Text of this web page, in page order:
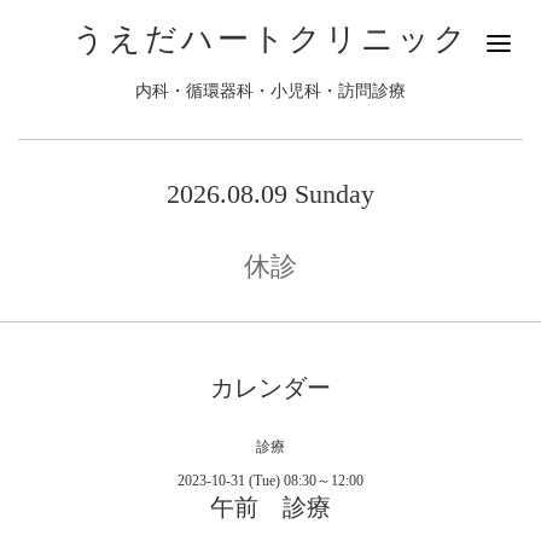
うえだハートクリニック
内科・循環器科・小児科・訪問診療
2026.08.09 Sunday
休診
カレンダー
診療
2023-10-31 (Tue) 08:30～12:00
午前 診療